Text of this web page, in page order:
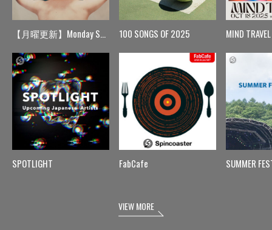
【月曜更新】Monday Spin
SPOTLIGHT
100 SONGS OF 2025
FabCafe
MIND TRAVEL
SUMMER
VIEW MORE